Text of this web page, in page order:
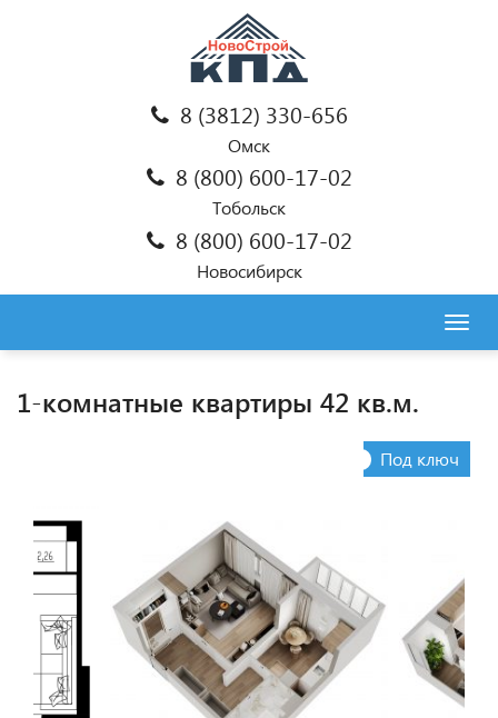
8 (3812) 330-656
Омск
8 (800) 600-17-02
Тобольск
8 (800) 600-17-02
Новосибирск
1-комнатные квартиры 42 кв.м.
Под ключ